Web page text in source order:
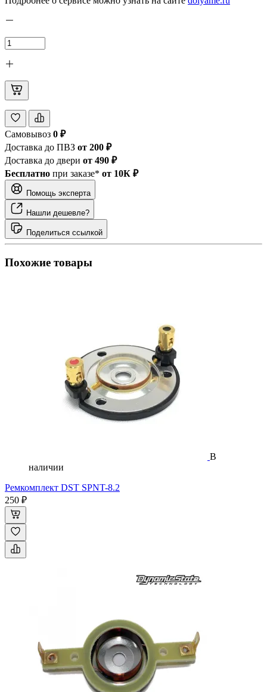
Самовывоз 0 ₽
Доставка до ПВЗ от 200 ₽
Доставка до двери от 490 ₽
Бесплатно при заказе* от 10К ₽
Помощь эксперта
Нашли дешевле?
Поделиться ссылкой
Похожие товары
В
наличии
Ремкомплект DST SPNT-8.2
250 ₽